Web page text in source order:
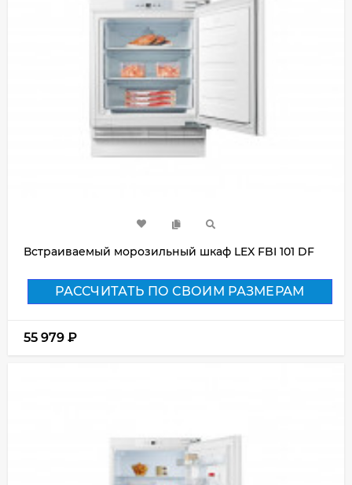
Встраиваемый морозильный шкаф LEX FBI 101 DF
РАССЧИТАТЬ ПО СВОИМ РАЗМЕРАМ
55 979 ₽